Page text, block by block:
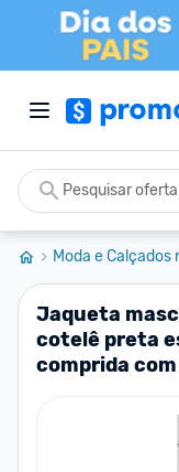
Moda e Calçados
Jaqueta
cotelê preta
comprida